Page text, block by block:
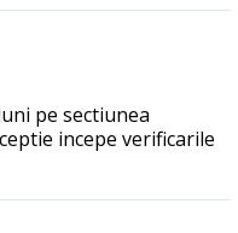
pe sectiunea
incepe verificarile